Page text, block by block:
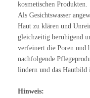
kosmetischen Produkten.
Als Gesichtswasser
Haut zu klären und
gleichzeitig beruhigend
verfeinert die Poren und
nachfolgende
lindern und das Hautbild
Hinweis: